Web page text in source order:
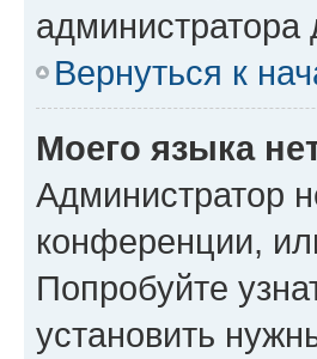
Вернуться к
Моего языка
Администратор
конференции,
Попробуйте
установить